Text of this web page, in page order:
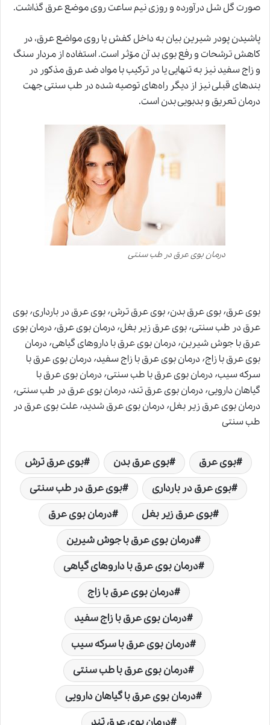
صورت گل شل درآورده و روزی نیم ساعت روی موضع عرق گذاشت.
پاشیدن پودر شیرین بیان به داخل کفش یا روی مواضع عرق، در
کاهش ترشحات و رفع بوی بد آن مۆثر است. استفاده از مردار سنگ
و زاج سفید نیز به تنهایی یا در ترکیب با مواد ضد عرق مذکور در
بندهای قبلی نیز از دیگر راه‌های توصیه شده در طب سنتی جهت
درمان تعریق و بدبویی بدن است.
درمان بوی عرق در طب سنتی
بوی عرق٬ بوی عرق بدن٬ بوی عرق ترش٬ بوی عرق در بارداری٬ بوی
عرق در طب سنتی٬ بوی عرق زیر بغل٬ درمان بوی عرق٬ درمان بوی
عرق با جوش شیرین٬ درمان بوی عرق با داروهای گیاهی٬ درمان
بوی عرق با زاج٬ درمان بوی عرق با زاج سفید٬ درمان بوی عرق با
سرکه سیب٬ درمان بوی عرق با طب سنتی٬ درمان بوی عرق با
گیاهان دارویی٬ درمان بوی عرق تند٬ درمان بوی عرق در طب سنتی٬
درمان بوی عرق زیر بغل٬ درمان بوی عرق شدید٬ علت بوی عرق در
طب سنتی
بوی عرق بوی عرق بدن
بوی عرق ترش
بوی عرق در بارداری
بوی عرق در طب سنتی
بوی عرق زیر بغل
درمان بوی عرق
درمان بوی عرق با جوش شیرین
درمان بوی عرق با داروهای گیاهی
درمان بوی عرق با زاج
درمان بوی عرق با زاج سفید
درمان بوی عرق با سرکه سیب
درمان بوی عرق با طب سنتی
درمان بوی عرق با گیاهان دارویی